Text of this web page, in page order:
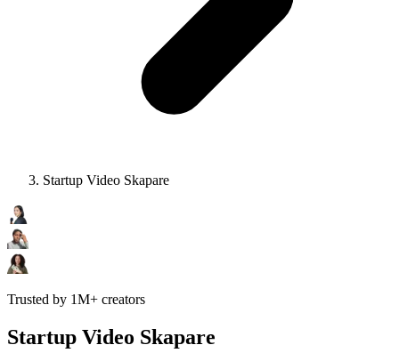
Startup Video Skapare
Trusted by 1M+ creators
Startup Video Skapare